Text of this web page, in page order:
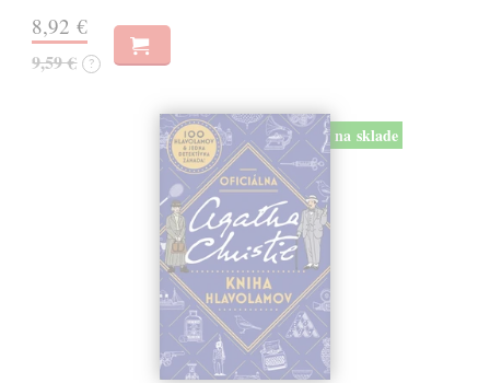
8,92 €
9,59 € ?
na sklade